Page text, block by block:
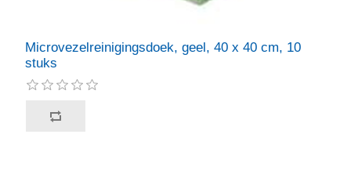
Microvezelreinigingsdoek, geel, 40 x 40 cm, 10
stuks